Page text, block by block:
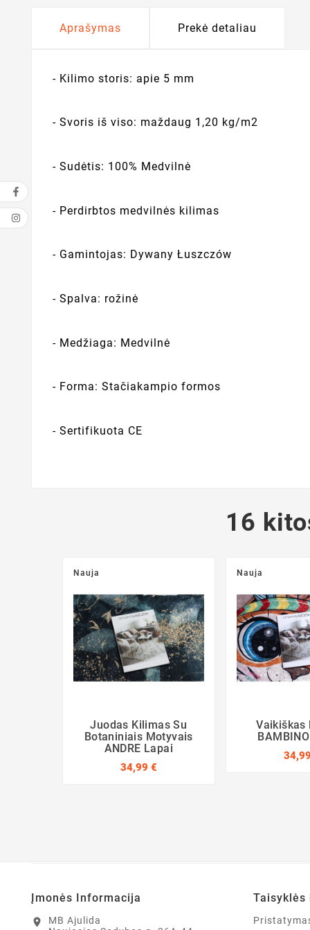
Aprašymas Prekė detaliau
- Kilimo storis: apie 5 mm
- Svoris iš viso: maždaug 1,20 kg/m2
- Sudėtis: 100% Medvilnė
- Perdirbtos medvilnės kilimas
- Gamintojas: Dywany Łuszczów
- Spalva: rožinė
- Medžiaga: Medvilnė
- Forma: Stačiakampio formos
- Sertifikuota CE
16
Nauja
Juodas Kilimas Su
Botaniniais Motyvais
ANDRE Lapai
34,99 €
Nauja
Vaikiškas
Įmonės Informacija
location_on
MB Ajulida
Taisyklės